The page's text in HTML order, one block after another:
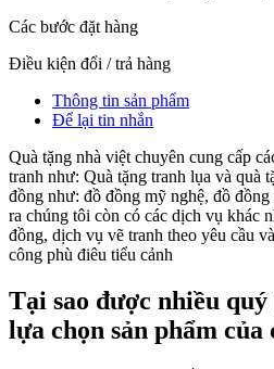
Các bước đặt hàng
Điều kiện đổi / trả hàng
Thông tin sản phẩm
Để lại tin nhắn
Quà tặng nhà việt chuyên cung cấp
tranh như: Quà tặng tranh lụa và quà
đồng như: đồ đồng mỹ nghệ, đồ
ra chúng tôi còn có các dịch vụ khác
đồng, dịch vụ vẽ tranh theo yêu cầu
công phù điêu tiểu cảnh
Tại sao được nhiều
lựa chọn sản phẩm của